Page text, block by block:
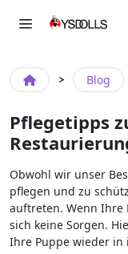
Blog
Pflegetipps
Obwohl wir unser
pflegen und zu
auftreten. Wenn Ihre
sich keine Sorgen.
Ihre Puppe wieder